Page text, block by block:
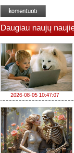
Daugiau naujų
2026-08-05 10:47:07